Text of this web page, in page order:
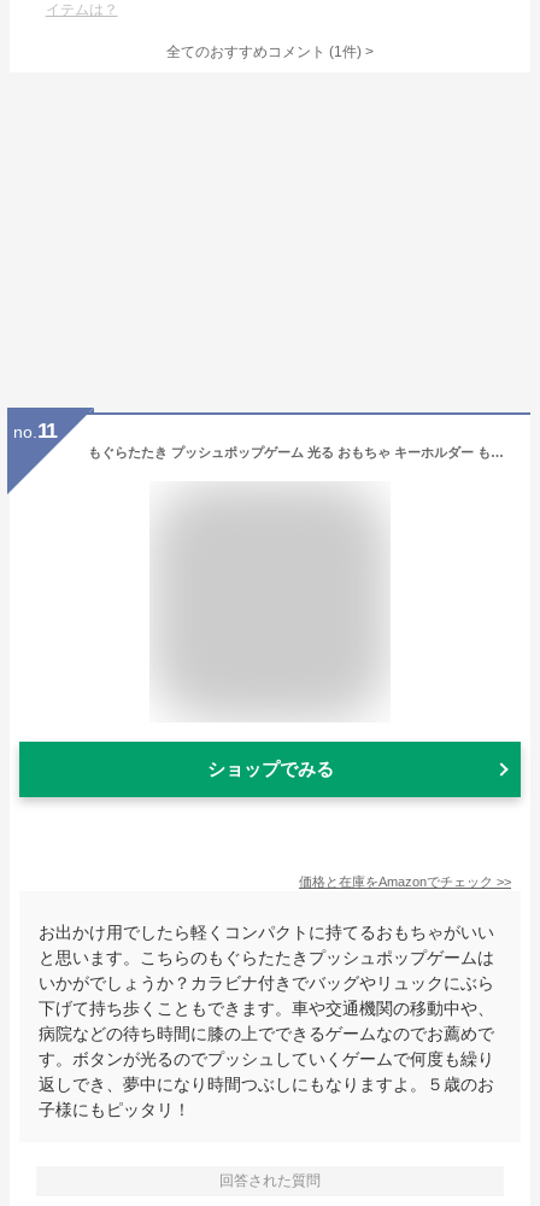
イテムは？
全てのおすすめコメント (1件) >
no. 11
もぐらたたき プッシュポップゲーム 光る おもちゃ キーホルダー もぐらパニック ミニゲーム ボタンゲーム チャーム 知育玩具 アクセサリー 集中力 ストレス解消 デジタルデトックス 指先の知育 (うさぎ)
ショップでみる
価格と在庫をAmazonでチェック >>
お出かけ用でしたら軽くコンパクトに持てるおもちゃがいい
と思います。こちらのもぐらたたきプッシュポップゲームは
いかがでしょうか？カラビナ付きでバッグやリュックにぶら
下げて持ち歩くこともできます。車や交通機関の移動中や、
病院などの待ち時間に膝の上でできるゲームなのでお薦めで
す。ボタンが光るのでプッシュしていくゲームで何度も繰り
返しでき、夢中になり時間つぶしにもなりますよ。５歳のお
子様にもピッタリ！
回答された質問